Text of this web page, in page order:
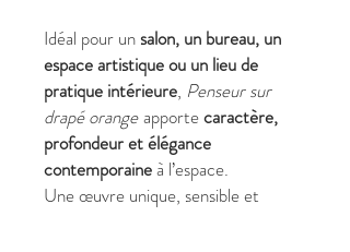
Idéal pour unsalon, un bureau, un
espace artistique ou un lieu de
pratique intérieure, Penseur sur
drapé orange apportecaractère,
profondeur et élégance
contemporaineà l’espace.
Une œuvre unique, sensible et